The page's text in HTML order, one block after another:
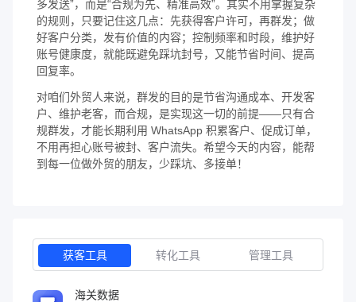
多发送”，而是“合规为先、精准高效”。其实不用掌握复杂
的规则，只要记住这几点：先获得客户许可，再群发；做
好客户分类，发有价值的内容；控制频率和时段，维护好
账号健康度，就能既避免踩坑封号，又能节省时间、提高
回复率。
对咱们外贸人来说，群发的目的是节省沟通成本、开发客
户、维护老客，而合规，是实现这一切的前提——只有合
规群发，才能长期利用 WhatsApp 积累客户、促成订单，
不用再担心账号被封、客户流失。希望今天的内容，能帮
到每一位做外贸的朋友，少踩坑、多接单！
获客工具 转化工具 管理工具
海关数据